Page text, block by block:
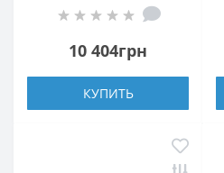
100x100x12,
диаметр слива 90 мм
10 404грн
КУПИТЬ